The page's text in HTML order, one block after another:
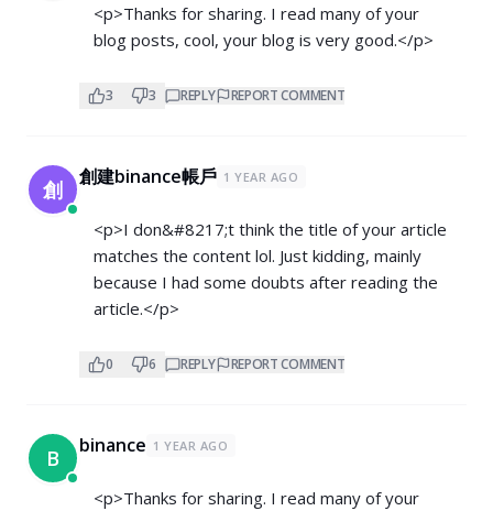
<p>Thanks for sharing. I read many of your
blog posts, cool, your blog is very good.</p>
3 3 REPLY REPORT COMMENT
創 創建binance帳戶 1 YEAR AGO
<p>I don&#8217;t think the title of your article
matches the content lol. Just kidding, mainly
because I had some doubts after reading the
article.</p>
0 6 REPLY REPORT COMMENT
B binance 1 YEAR AGO
<p>Thanks for sharing. I read many of your